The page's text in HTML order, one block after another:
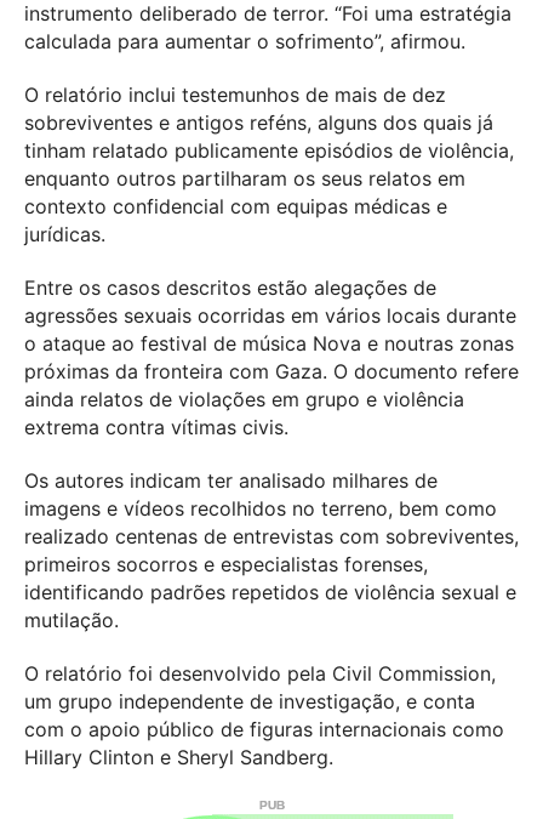
instrumento deliberado de terror. “Foi uma estratégia
calculada para aumentar o sofrimento”, afirmou.
O relatório inclui testemunhos de mais de dez
sobreviventes e antigos reféns, alguns dos quais já
tinham relatado publicamente episódios de violência,
enquanto outros partilharam os seus relatos em
contexto confidencial com equipas médicas e
jurídicas.
Entre os casos descritos estão alegações de
agressões sexuais ocorridas em vários locais durante
o ataque ao festival de música Nova e noutras zonas
próximas da fronteira com Gaza. O documento refere
ainda relatos de violações em grupo e violência
extrema contra vítimas civis.
Os autores indicam ter analisado milhares de
imagens e vídeos recolhidos no terreno, bem como
realizado centenas de entrevistas com sobreviventes,
primeiros socorros e especialistas forenses,
identificando padrões repetidos de violência sexual e
mutilação.
O relatório foi desenvolvido pela Civil Commission,
um grupo independente de investigação, e conta
com o apoio público de figuras internacionais como
Hillary Clinton e Sheryl Sandberg.